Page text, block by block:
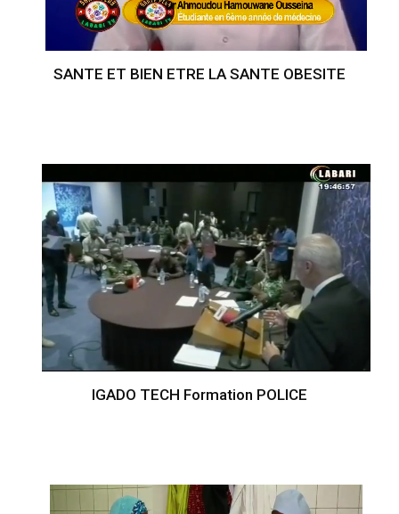
SANTE ET BIEN ETRE LA SANTE OBESITE
IGADO TECH Formation POLICE